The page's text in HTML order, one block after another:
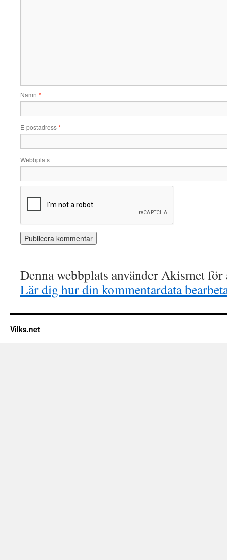
Namn *
E-postadress*
Webbplats
Denna webbplats använder Akismet
Lär dig hur din kommentardata
Vilks.net